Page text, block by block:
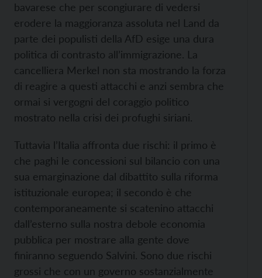
bavarese che per scongiurare di vedersi
erodere la maggioranza assoluta nel Land da
parte dei populisti della AfD esige una dura
politica di contrasto all’immigrazione. La
cancelliera Merkel non sta mostrando la forza
di reagire a questi attacchi e anzi sembra che
ormai si vergogni del coraggio politico
mostrato nella crisi dei profughi siriani.
Tuttavia l’Italia affronta due rischi: il primo è
che paghi le concessioni sul bilancio con una
sua emarginazione dal dibattito sulla riforma
istituzionale europea; il secondo è che
contemporaneamente si scatenino attacchi
dall’esterno sulla nostra debole economia
pubblica per mostrare alla gente dove
finiranno seguendo Salvini. Sono due rischi
grossi che con un governo sostanzialmente